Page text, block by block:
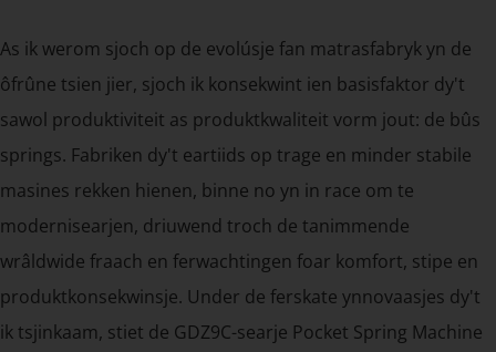
As ik werom sjoch op de evolúsje fan matrasfabryk yn de
ôfrûne tsien jier, sjoch ik konsekwint ien basisfaktor dy't
sawol produktiviteit as produktkwaliteit vorm jout: de bûs
springs. Fabriken dy't eartiids op trage en minder stabile
masines rekken hienen, binne no yn in race om te
modernisearjen, driuwend troch de tanimmende
wrâldwide fraach en ferwachtingen foar komfort, stipe en
produktkonsekwinsje. Under de ferskate ynnovaasjes dy't
ik tsjinkaam, stiet de GDZ9C-searje Pocket Spring Machine